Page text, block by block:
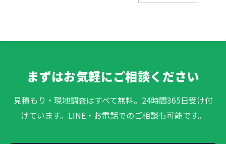
まずはお気軽にご相談ください
見積もり・現地調査はすべて無料。24時間365日受け付
けています。LINE・お電話でのご相談も可能です。